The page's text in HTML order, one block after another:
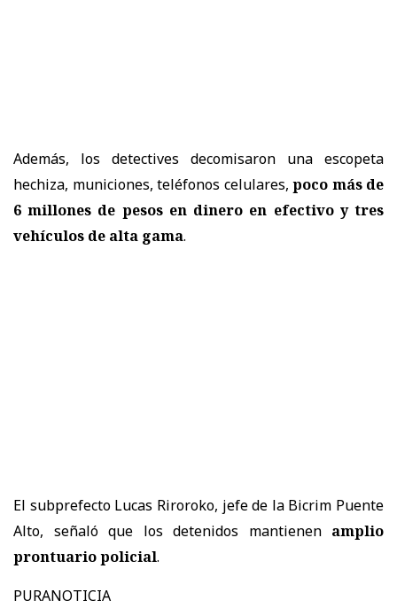
Además, los detectives decomisaron una escopeta
hechiza, municiones, teléfonos celulares, poco más de
6 millones de pesos en dinero en efectivo y tres
vehículos de alta gama.
El subprefecto Lucas Riroroko, jefe de la Bicrim Puente
Alto, señaló que los detenidos mantienen amplio
prontuario policial.
PURANOTICIA